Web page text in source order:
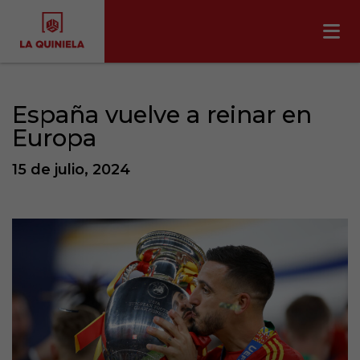
España vuelve a reinar en
Europa
15 de julio, 2024